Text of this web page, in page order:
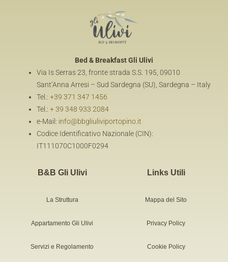
Bed & BreakfastGli Ulivi
Via Is Serras 23, fronte strada S.S. 195, 09010
Sant’Anna Arresi – Sud Sardegna (SU), Sardegna – Italy
Tel.: +39 371 347 1456
Tel.: + 39 348 933 2084
e-Mail: info@bbgliuliviportopino.it
Codice Identificativo Nazionale (CIN):
IT111070C1000F0294
B&B Gli Ulivi
La Struttura
Appartamento Gli Ulivi
Servizi e Regolamento
Links Utili
Mappa del Sito
Privacy Policy
Cookie Policy